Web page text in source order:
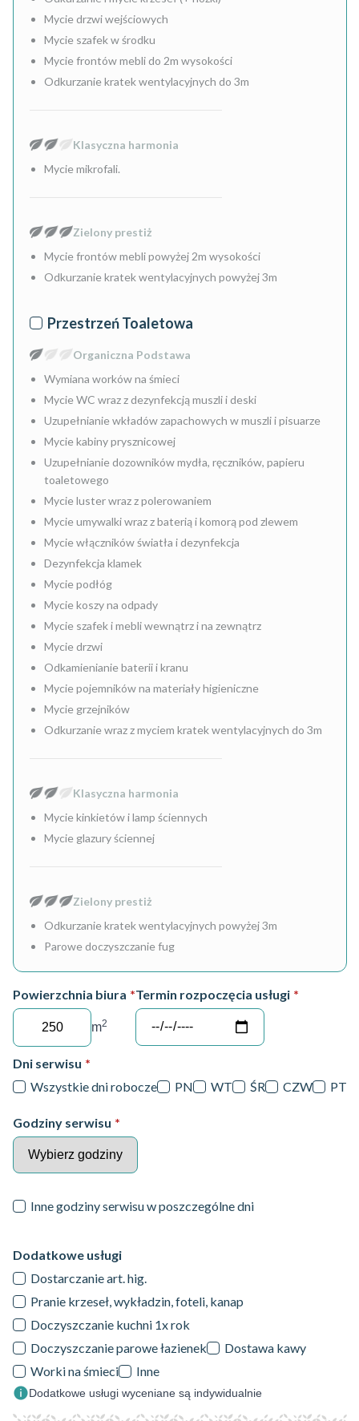
Mycie drzwi wejściowych
Mycie szafek w środku
Mycie frontów mebli do 2m wysokości
Odkurzanie kratek wentylacyjnych do 3m
Klasyczna harmonia
Mycie mikrofali.
Zielony prestiż
Mycie frontów mebli powyżej 2m wysokości
Odkurzanie kratek wentylacyjnych powyżej 3m
Przestrzeń Toaletowa
Organiczna Podstawa
Wymiana worków na śmieci
Mycie WC wraz z dezynfekcją muszli i deski
Uzupełnianie wkładów zapachowych w muszli i pisuarze
Mycie kabiny prysznicowej
Uzupełnianie dozowników mydła, ręczników, papieru
toaletowego
Mycie luster wraz z polerowaniem
Mycie umywalki wraz z baterią i komorą pod zlewem
Mycie włączników światła i dezynfekcja
Dezynfekcja klamek
Mycie podłóg
Mycie koszy na odpady
Mycie szafek i mebli wewnątrz i na zewnątrz
Mycie drzwi
Odkamienianie baterii i kranu
Mycie pojemników na materiały higieniczne
Mycie grzejników
Odkurzanie wraz z myciem kratek wentylacyjnych do 3m
Klasyczna harmonia
Mycie kinkietów i lamp ściennych
Mycie glazury ściennej
Zielony prestiż
Odkurzanie kratek wentylacyjnych powyżej 3m
Parowe doczyszczanie fug
Powierzchnia biura *
m2
Termin rozpoczęcia usługi *
Dni serwisu *
Wszystkie dni robocze
PN WT ŚR CZW PT
Godziny serwisu *
Inne godziny serwisu w poszczególne dni
Dodatkowe usługi
Dostarczanie art. hig.
Pranie krzeseł, wykładzin, foteli, kanap
Doczyszczanie kuchni 1x rok
Doczyszczanie parowe łazienek
Dostawa kawy
Worki na śmieci
Inne
Dodatkowe usługi wyceniane są indywidualnie